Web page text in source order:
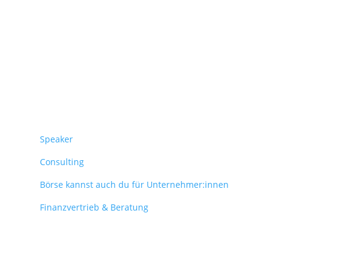
Speaker
Consulting
Börse kannst auch du für Unternehmer:innen
Finanzvertrieb & Beratung